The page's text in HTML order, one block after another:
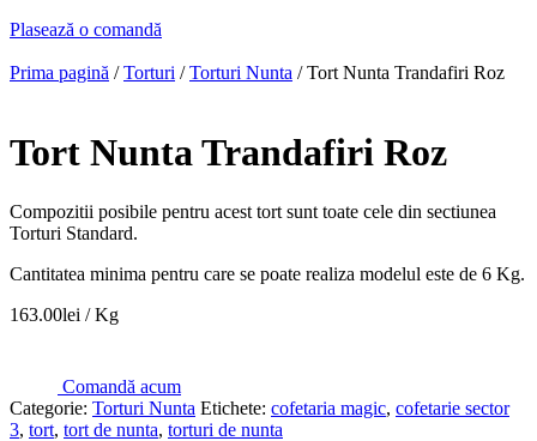
Plasează o comandă
Prima pagină /Torturi /Torturi Nunta / Tort Nunta Trandafiri Roz
Tort Nunta Trandafiri Roz
Compozitii posibile pentru acest tort sunt toate cele din sectiunea
Torturi Standard.
Cantitatea minima pentru care se poate realiza modelul este de 6 Kg.
163.00lei / Kg
Comandă acum
Categorie: Torturi Nunta Etichete: cofetaria magic, cofetarie sector
3, tort, tort de nunta, torturi de nunta